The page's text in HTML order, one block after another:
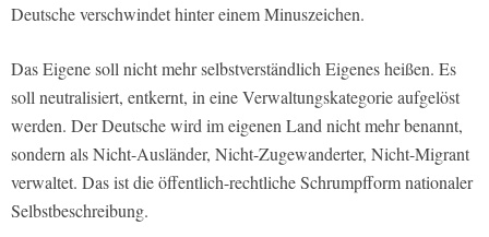
Deutsche verschwindet hinter einem Minuszeichen.
Das Eigene soll nicht mehr selbstverständlich Eigenes heißen. Es
soll neutralisiert, entkernt, in eine Verwaltungskategorie aufgelöst
werden. Der Deutsche wird im eigenen Land nicht mehr benannt,
sondern als Nicht-Ausländer, Nicht-Zugewanderter, Nicht-Migrant
verwaltet. Das ist die öffentlich-rechtliche Schrumpfform nationaler
Selbstbeschreibung.